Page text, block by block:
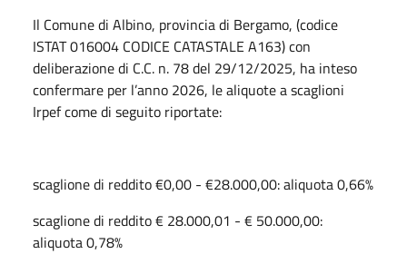
Il Comune di Albino, provincia di Bergamo, (codice
ISTAT 016004 CODICE CATASTALE A163) con
deliberazione di C.C. n. 78 del 29/12/2025, ha inteso
confermare per l’anno 2026, le aliquote a scaglioni
Irpef come di seguito riportate:
scaglione di reddito €0,00 - €28.000,00: aliquota 0,66%
scaglione di reddito € 28.000,01 - € 50.000,00:
aliquota 0,78%